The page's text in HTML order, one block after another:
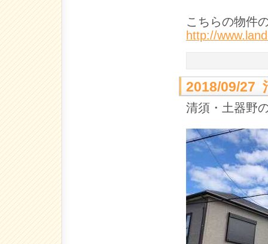
こちらの物件
http://
2018/09/27
清須・土器野